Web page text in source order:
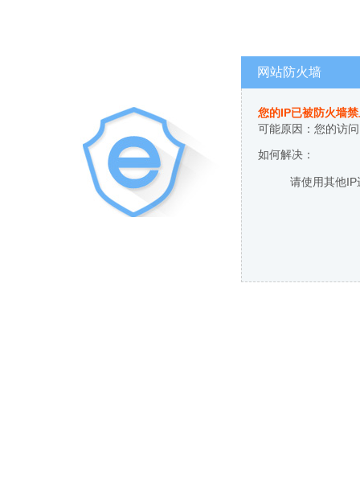
网站防火墙
您的IP已被防火墙
可能原因：您的访
如何解决：
请使用其他